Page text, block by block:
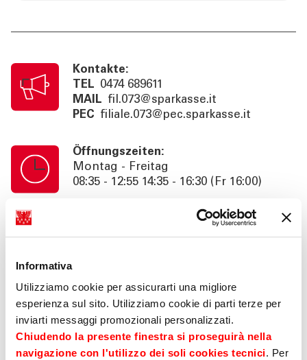
Informativa
Utilizziamo cookie per assicurarti una migliore
esperienza sul sito. Utilizziamo cookie di parti terze per
inviarti messaggi promozionali personalizzati.
Chiudendo la presente finestra si proseguirà nella
navigazione con l'utilizzo dei soli cookies tecnici. Per
Kontakte:
TEL 0474 689611
MAIL fil.073@sparkasse.it
PEC filiale.073@pec.sparkasse.it
Öffnungszeiten:
Montag - Freitag
08:35 - 12:55 14:35 - 16:30 (Fr 16:00)
Kassenschalterzeiten:
Montag - Freitag
Information:
Beratung nach Termin bis 18:30 (Fr
16:00). SB. 24h